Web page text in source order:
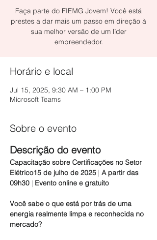
Faça parte do FIEMG Jovem! Você está
prestes a dar mais um passo em direção à
sua melhor versão de um líder
empreendedor.
Horário e local
Jul 15, 2025, 9:30 AM – 1:00 PM
Microsoft Teams
Sobre o evento
Descrição do evento
Capacitação sobre Certificações no Setor
Elétrico15 de julho de 2025 | A partir das
09h30 | Evento online e gratuito
Você sabe o que está por trás de uma
energia realmente limpa e reconhecida no
mercado?